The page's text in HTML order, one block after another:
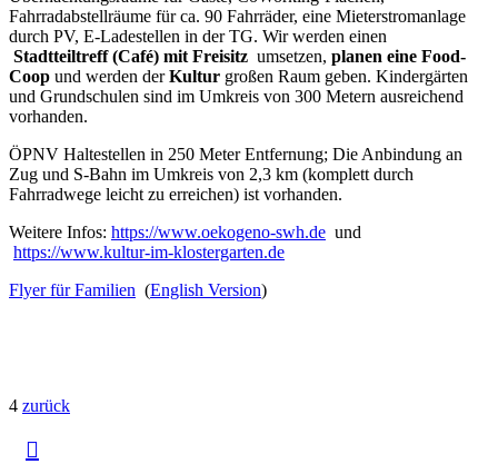
Fahrradabstellräume für ca. 90 Fahrräder, eine Mieterstromanlage
durch PV, E-Ladestellen in der TG. Wir werden einen
Stadtteiltreff (Café) mit Freisitz umsetzen, planen eine Food-
Coop und werden derKultur großen Raum geben. Kindergärten
und Grundschulen sind im Umkreis von 300 Metern ausreichend
vorhanden.
ÖPNV Haltestellen in 250 Meter Entfernung; Die Anbindung an
Zug und S-Bahn im Umkreis von 2,3 km (komplett durch
Fahrradwege leicht zu erreichen) ist vorhanden.
Weitere Infos: https://www.oekogeno-swh.de und
https://www.kultur-im-klostergarten.de
Flyer für Familien (English Version)
4 zurück
